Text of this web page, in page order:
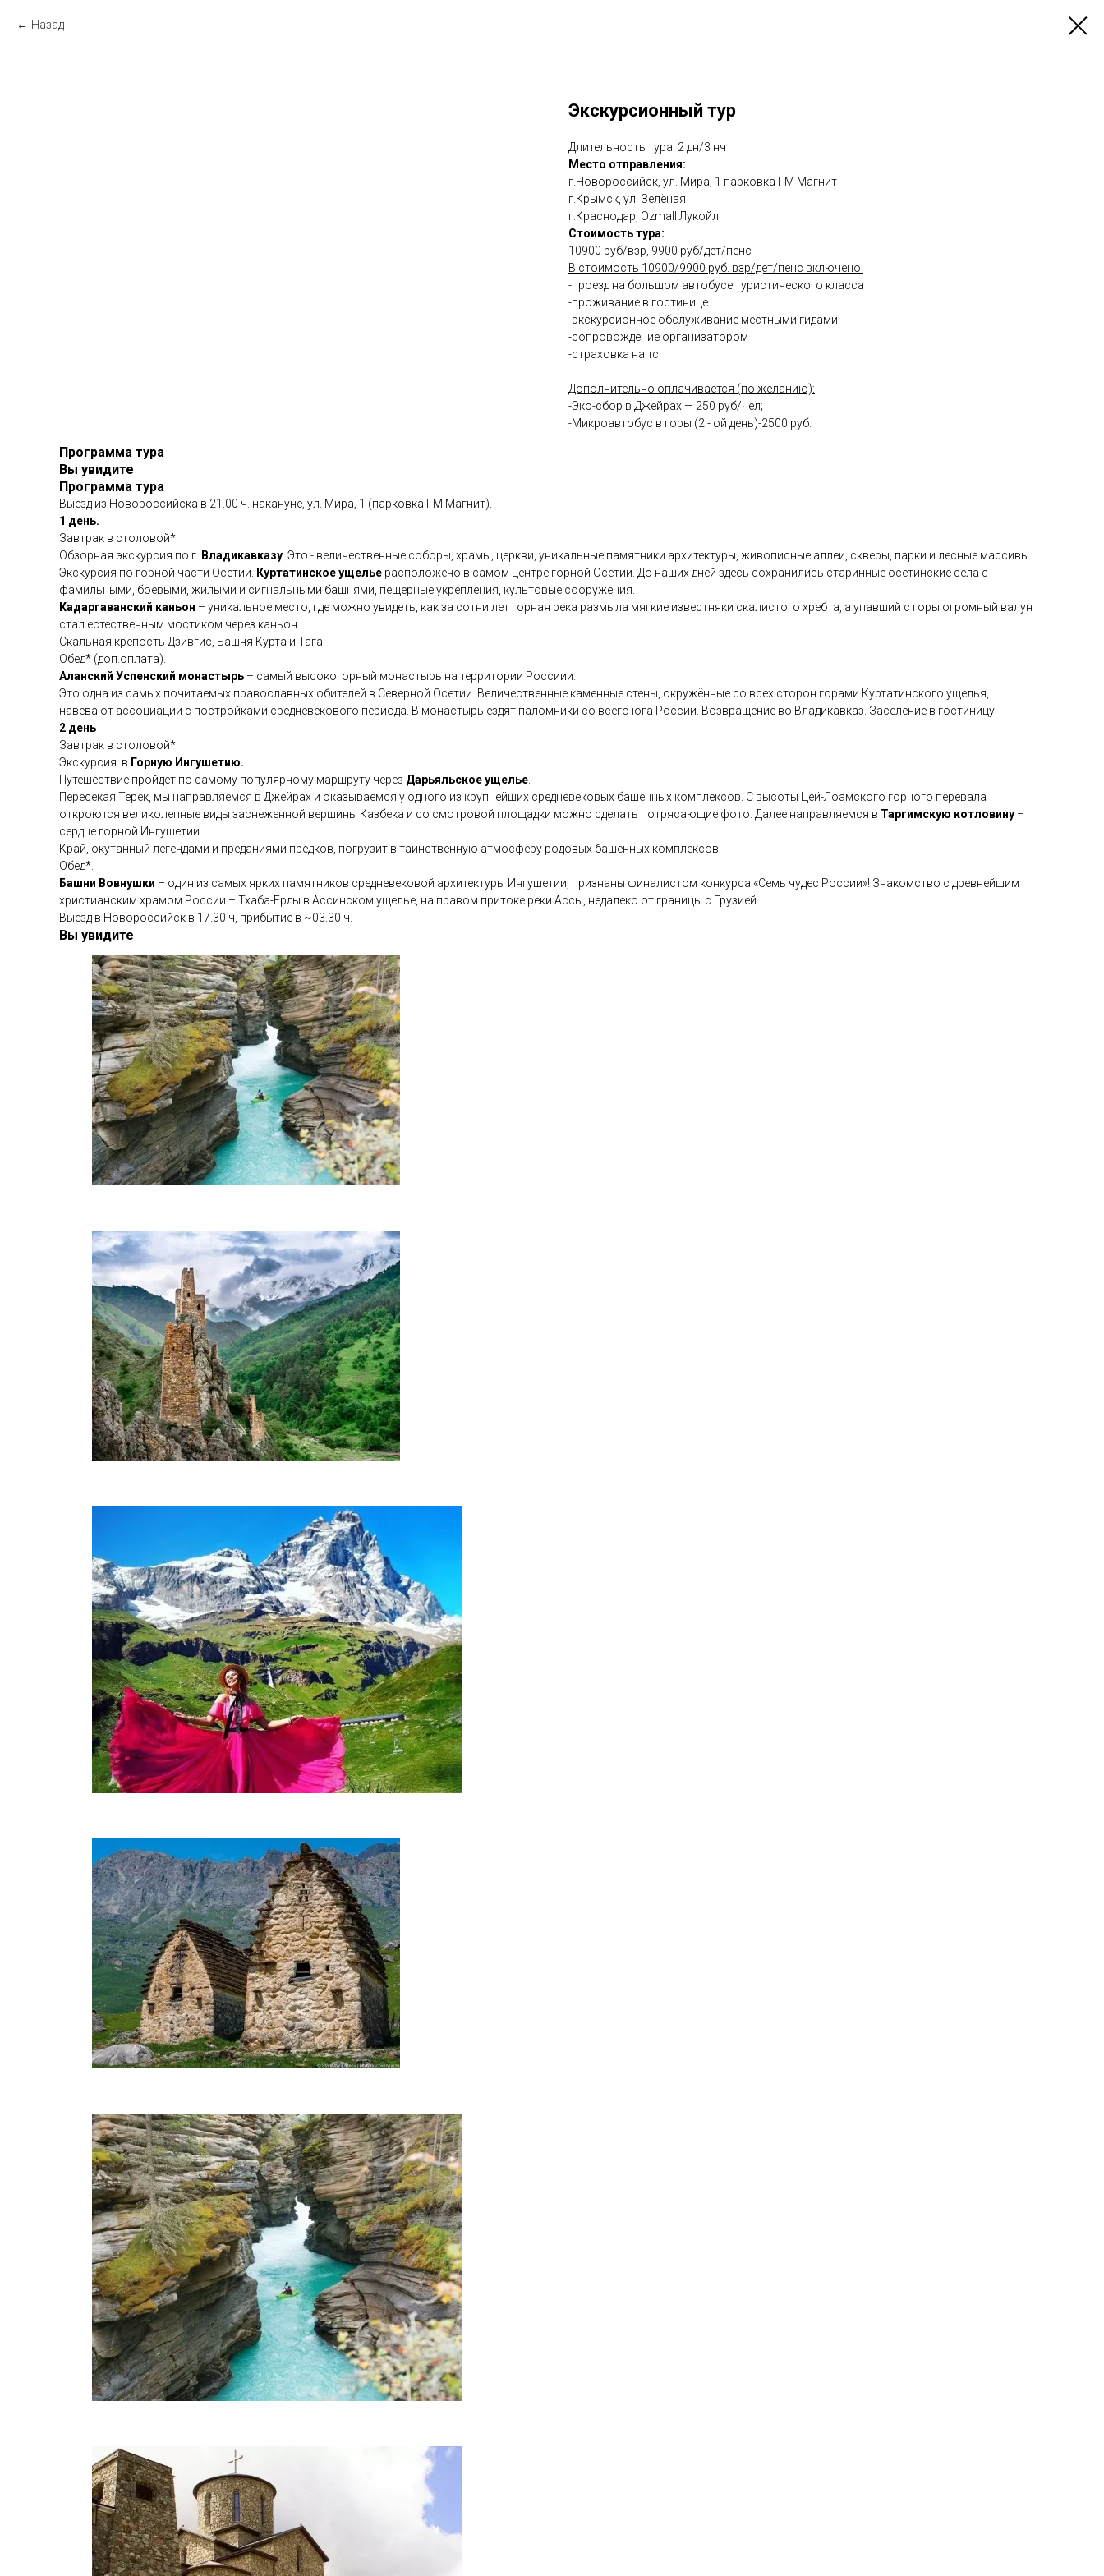
Назад
Экскурсионный тур
Длительность тура: 2 дн/3 нч
Место отправления:
г.Новороссийск, ул. Мира, 1 парковка ГМ Магнит
г.Крымск, ул. Зелёная
г.Краснодар, Ozmall Лукойл​​​​​​​
Стоимость тура:
10900 руб/взр, 9900 руб/дет/пенс
В стоимость 10900/9900 руб. взр/дет/пенс включено:
-проезд на большом автобусе туристического класса
-проживание в гостинице
-экскурсионное обслуживание местными гидами
-сопровождение организатором
-страховка на тс.
Дополнительно оплачивается (по желанию):
-Эко-сбор в Джейрах — 250 руб/чел;
-Микроавтобус в горы (2 - ой день)-2500 руб.
Программа тура
Вы увидите
Программа тура
Выезд из Новороссийска в 21.00 ч. накануне, ул. Мира, 1 (парковка ГМ Магнит).
1 день.
Завтрак в столовой*
Обзорная экскурсия по г. Владикавказу . Это - величественные соборы, храмы, церкви, уникальные памятники архитектуры, живописные аллеи, скверы, парки и лесные массивы.
Экскурсия по горной части Осетии.
Куртатинское ущелье расположено в самом центре горной Осетии. До наших дней здесь сохранились старинные осетинские села с
фамильными, боевыми, жилыми и сигнальными башнями, пещерные укрепления, культовые сооружения.
Кадаргаванский каньон – уникальное место, где можно увидеть, как за сотни лет горная река размыла мягкие известняки скалистого хребта, а упавший с горы огромный валун
стал естественным мостиком через каньон.
Скальная крепость Дзивгис, Башня Курта и Тага.
Обед* (доп.оплата).
Аланский Успенский монастырь – самый высокогорный монастырь на территории Россиии.
Это одна из самых почитаемых православных обителей в Северной Осетии. Величественные каменные стены, окружённые со всех сторон горами Куртатинского ущелья,
навевают ассоциации с постройками средневекового периода. В монастырь ездят паломники со всего юга России. Возвращение во Владикавказ. Заселение в гостиницу.
2 день
Завтрак в столовой*
Экскурсия в Горную Ингушетию.
Путешествие пройдет по самому популярному маршруту через Дарьяльское ущелье
Пересекая Терек, мы направляемся в Джейрах и оказываемся у одного из крупнейших средневековых башенных комплексов. С высоты Цей-Лоамского горного перевала
откроются великолепные виды заснеженной вершины Казбека и со смотровой площадки можно сделать потрясающие фото. Далее направляемся в Таргимскую котловину –
сердце горной Ингушетии.
Край, окутанный легендами и преданиями предков, погрузит в таинственную атмосферу родовых башенных комплексов.
Обед*.
Башни Вовнушки – один из самых ярких памятников средневековой архитектуры Ингушетии, признаны финалистом конкурса «Семь чудес России»! Знакомство с древнейшим
христианским храмом России – Тхаба-Ерды в Ассинском ущелье, на правом притоке реки Ассы, недалеко от границы с Грузией.
Выезд в Новороссийск в 17.30 ч, прибытие в ~03.30 ч.
Вы увидите